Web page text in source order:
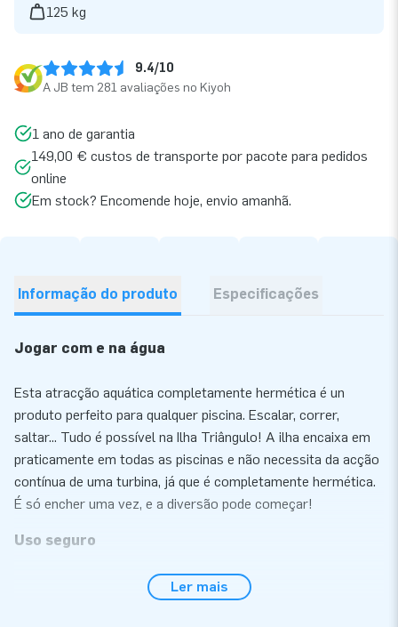
125 kg
9.4/10
A JB tem 281 avaliações no Kiyoh
1 ano de garantia
149,00 € custos de transporte por pacote para pedidos
online
Em stock? Encomende hoje, envio amanhã.
Informação do produto Especificações
Jogar com e na água
Esta atracção aquática completamente hermética é un
produto perfeito para qualquer piscina. Escalar, correr,
saltar... Tudo é possível na Ilha Triângulo! A ilha encaixa em
praticamente em todas as piscinas e não necessita da acção
contínua de uma turbina, já que é completamente hermética.
É só encher uma vez, e a diversão pode começar!
Uso seguro
A JB desenha e fabrica atracções seguras para todos os
Ler mais